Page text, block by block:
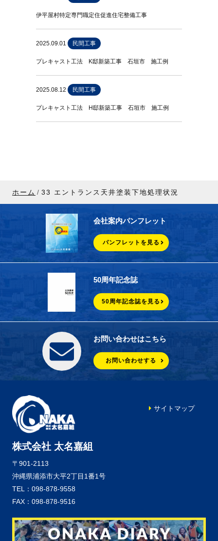
伊平屋村特定専門職定住促進住宅整備工事
2025.09.01 民間工事
プレキャスト工法 K邸新築工事 石垣市 施工例
2025.08.12 民間工事
プレキャスト工法 H邸新築工事 石垣市 施工例
ホーム 33 エントランス天井塗装下地処理状況
会社案内パンフレット
パンフレットを見る
50周年記念誌
50周年記念誌を見る
お問い合わせはこちら
お問い合わせする
株式会社 太名嘉組
〒901-2113
沖縄県浦添市大平2丁目1番1号
TEL：098-878-9558
FAX：098-878-9516
サイトマップ